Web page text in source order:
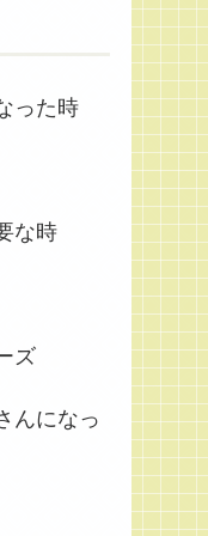
った時
な時
ズ
んになっ